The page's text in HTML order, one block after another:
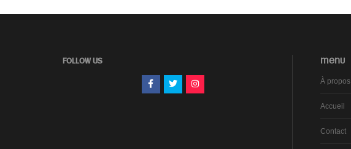
FOLLOW US MENU
À propos
Accueil
Contact